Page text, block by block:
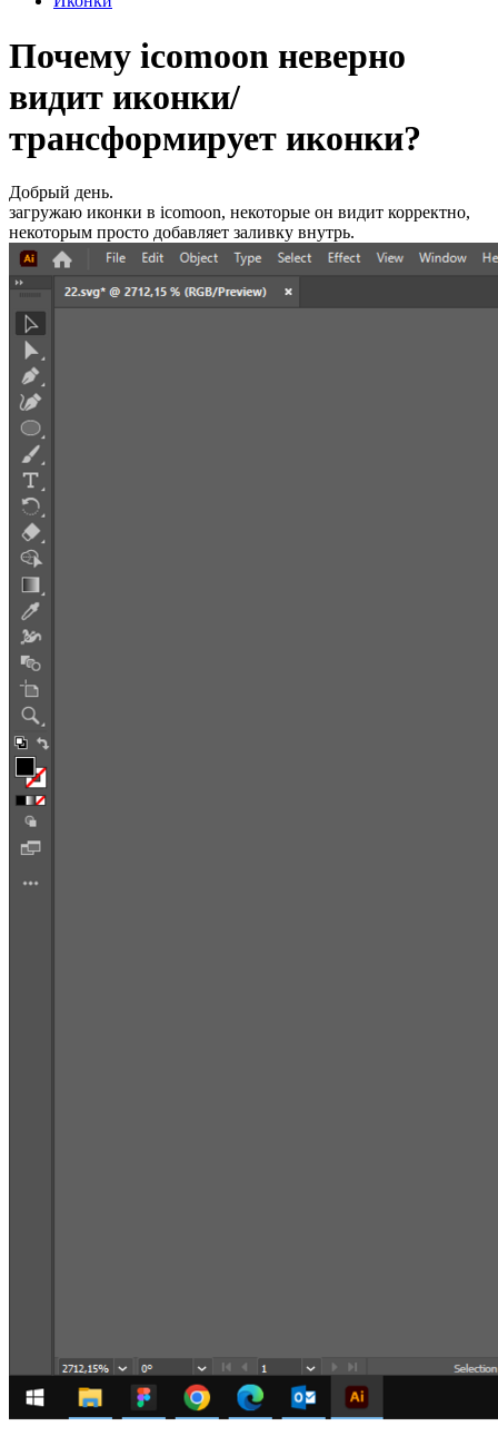
Почему icomoon неверно
видит иконки/
трансформирует иконки?
Добрый день.
загружаю иконки в icomoon, некоторые он видит корректно,
некоторым просто добавляет заливку внутрь.